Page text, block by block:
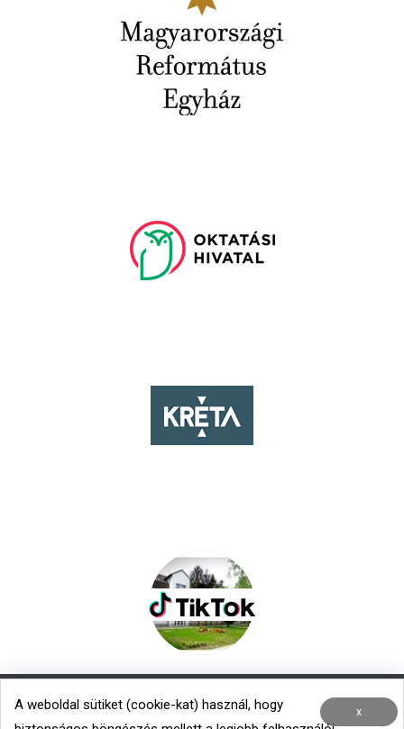
Nemzetközi kapcsolatok | Menza – Heti étlap x
A weboldal sütiket (cookie-kat) használ, hogy